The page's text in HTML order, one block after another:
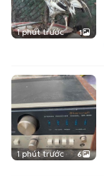
1 phút trước 1
1 phút trước 6